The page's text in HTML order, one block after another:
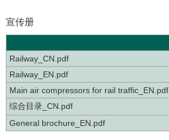
宣传册
Railway_CN.pdf
Railway_EN.pdf
Main air compressors for rail traffic_EN.pdf
综合目录_CN.pdf
General brochure_EN.pdf